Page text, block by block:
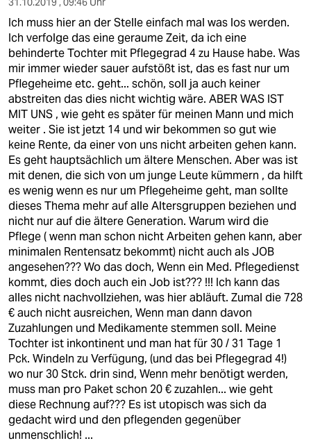
berlin
nord
wahrheit
verlag
verlag
veranstaltungen
shop
fragen & hilfe
unterstützen
abo
genossenschaft
epaper login
Ich muss hier an der Stelle einfach mal was los werden.
Ich verfolge das eine geraume Zeit, da ich eine
behinderte Tochter mit Pflegegrad 4 zu Hause habe. Was
mir immer wieder sauer aufstößt ist, das es fast nur um
Pflegeheime etc. geht... schön, soll ja auch keiner
abstreiten das dies nicht wichtig wäre. ABER WAS IST
MIT UNS , wie geht es später für meinen Mann und mich
weiter . Sie ist jetzt 14 und wir bekommen so gut wie
keine Rente, da einer von uns nicht arbeiten gehen kann.
Es geht hauptsächlich um ältere Menschen. Aber was ist
mit denen, die sich von um junge Leute kümmern , da hilft
es wenig wenn es nur um Pflegeheime geht, man sollte
dieses Thema mehr auf alle Altersgruppen beziehen und
nicht nur auf die ältere Generation. Warum wird die
Pflege ( wenn man schon nicht Arbeiten gehen kann, aber
minimalen Rentensatz bekommt) nicht auch als JOB
angesehen??? Wo das doch, Wenn ein Med. Pflegedienst
kommt, dies doch auch ein Job ist??? !!! Ich kann das
alles nicht nachvollziehen, was hier abläuft. Zumal die 728
€ auch nicht ausreichen, Wenn man dann davon
Zuzahlungen und Medikamente stemmen soll. Meine
Tochter ist inkontinent und man hat für 30 / 31 Tage 1
Pck. Windeln zu Verfügung, (und das bei Pflegegrad 4!)
wo nur 30 Stck. drin sind, Wenn mehr benötigt werden,
muss man pro Paket schon 20 € zuzahlen... wie geht
diese Rechnung auf??? Es ist utopisch was sich da
gedacht wird und den pflegenden gegenüber
unmenschlich! ...